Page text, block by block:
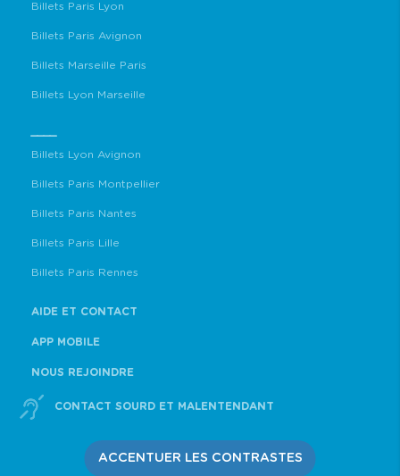
Billets Paris Lyon
Billets Paris Avignon
Billets Marseille Paris
Billets Lyon Marseille
Billets Lyon Avignon
Billets Paris Montpellier
Billets Paris Nantes
Billets Paris Lille
Billets Paris Rennes
AIDE ET CONTACT
APP MOBILE
NOUS REJOINDRE
CONTACT SOURD ET MALENTENDANT
ACCENTUER LES CONTRASTES